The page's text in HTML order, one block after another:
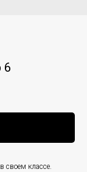
6
своем классе.